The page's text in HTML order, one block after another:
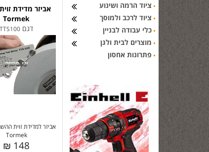
אביזר מדידת
Tormek
דגם TTS100
אביזר למדידת זוית
Tormek
148 ₪
ציוד הרמה ושינוע
ציוד לרכב ולמוסך
כלי עבודה לבניין
מוצרים לבית ולגן
פתרונות אחסון